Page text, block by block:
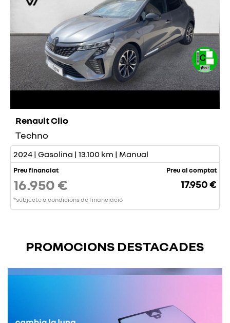
Renault Clio
Techno
2024 | Gasolina | 13.100 km | Manual
Preu financiat
16.950 €
*subjecte a condicions de financiació
Preu al comptat
17.950 €
PROMOCIONS DESTACADES